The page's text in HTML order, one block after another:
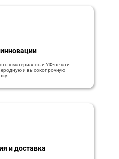
материалов и УФ-печати
и высокопрочную
и доставка